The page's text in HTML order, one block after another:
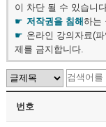
이 차단 될 수 있습니
저작권을 침해하는
온라인 강의자료(
제를 금지합니다.
번호